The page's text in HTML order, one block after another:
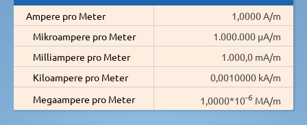
Ampere pro Meter
1,0000 A/m
Mikroampere pro Meter
1.000.000 µA/m
Milliampere pro Meter
1.000,0 mA/m
Kiloampere pro Meter
0,0010000 kA/m
Megaampere pro Meter
1,0000*10-6 MA/m